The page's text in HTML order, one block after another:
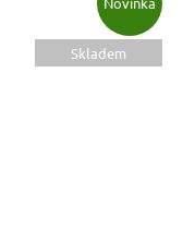
Skladem